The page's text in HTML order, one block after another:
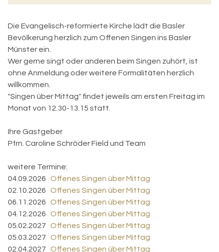
Die Evangelisch-reformierte Kirche lädt die Basler
Bevölkerung herzlich zum Offenen Singen ins Basler
Münster ein.
Wer gerne singt oder anderen beim Singen zuhört, ist
ohne Anmeldung oder weitere Formalitäten herzlich
willkommen.
"Singen über Mittag" findet jeweils am ersten Freitag im
Monat von 12.30-13.15 statt.
Ihre Gastgeber
Pfrn. Caroline Schröder Field und Team
weitere Termine:
04.09.2026 Offenes Singen über Mittag
02.10.2026 Offenes Singen über Mittag
06.11.2026 Offenes Singen über Mittag
04.12.2026 Offenes Singen über Mittag
05.02.2027 Offenes Singen über Mittag
05.03.2027 Offenes Singen über Mittag
02.04.2027 Offenes Singen über Mittag